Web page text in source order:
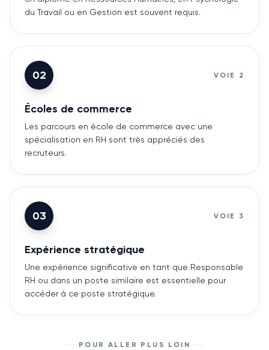
du Travail ou en Gestion est souvent requis.
02 VOIE 2
Écoles de commerce
Les parcours en école de commerce avec une
spécialisation en RH sont très appréciés des
recruteurs.
03 VOIE 3
Expérience stratégique
Une expérience significative en tant que Responsable
RH ou dans un poste similaire est essentielle pour
accéder à ce poste stratégique.
POUR ALLER PLUS LOIN